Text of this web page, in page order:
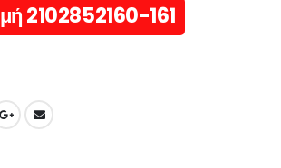
2102852160-161